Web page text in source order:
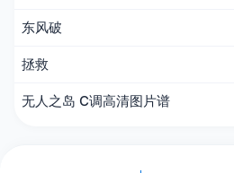
东风破
拯救
无人之岛 C调高清图片谱